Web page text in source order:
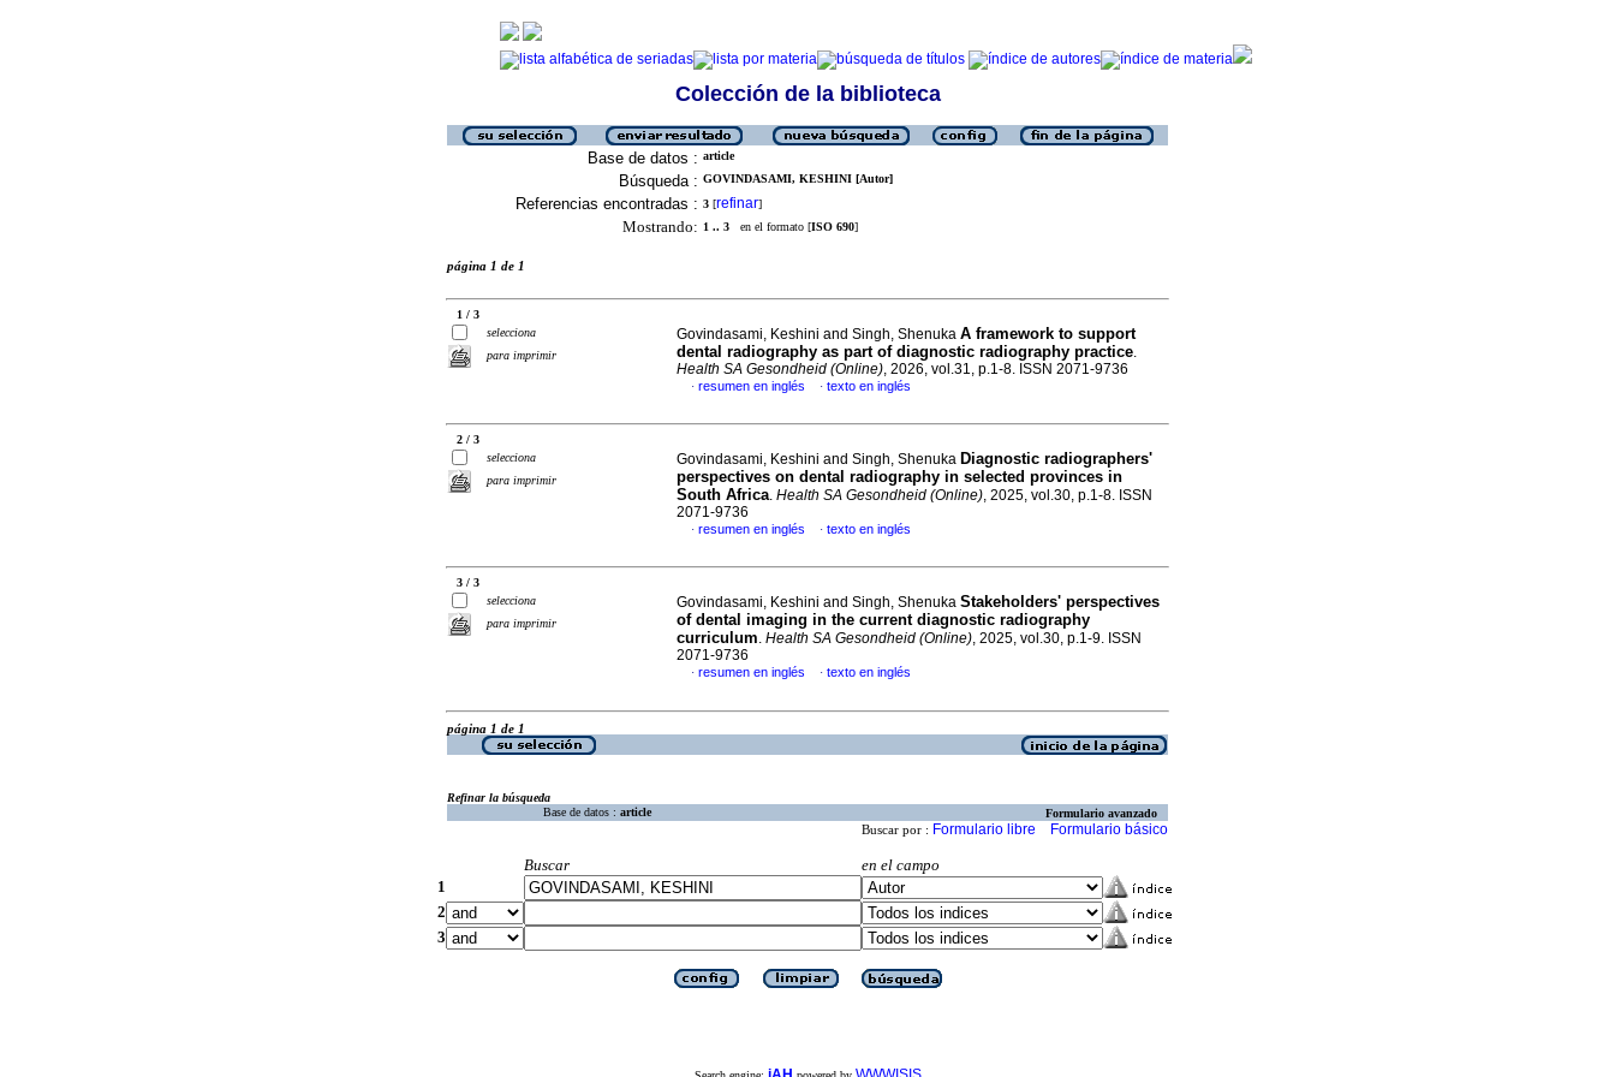
Colección de la biblioteca
Base de datos : article
Búsqueda : GOVINDASAMI, KESHINI [Autor]
Referencias encontradas : 3 [refinar]
Mostrando: 1 .. 3 en el formato [ISO 690]
página 1 de 1
1 / 3
selecciona
para imprimir
Govindasami, Keshini and Singh, Shenuka A framework to support
dental radiography as part of diagnostic radiography practice.
Health SA Gesondheid (Online), 2026, vol.31, p.1-8. ISSN 2071-9736
· resumen en inglés · texto en inglés
2 / 3
selecciona
para imprimir
Govindasami, Keshini and Singh, Shenuka Diagnostic radiographers'
perspectives on dental radiography in selected provinces in
South Africa. Health SA Gesondheid (Online), 2025, vol.30, p.1-8. ISSN
2071-9736
· resumen en inglés · texto en inglés
3 / 3
selecciona
para imprimir
Govindasami, Keshini and Singh, Shenuka Stakeholders' perspectives
of dental imaging in the current diagnostic radiography
curriculum. Health SA Gesondheid (Online), 2025, vol.30, p.1-9. ISSN
2071-9736
· resumen en inglés · texto en inglés
página 1 de 1
Refinar la búsqueda
Base de datos : article Formulario avanzado
Buscar por : Formulario libre Formulario básico
Buscar
en el campo
1
2
3